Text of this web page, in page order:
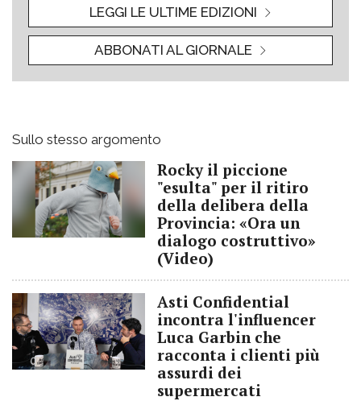
LEGGI LE ULTIME EDIZIONI
ABBONATI AL GIORNALE
Sullo stesso argomento
Rocky il piccione
"esulta" per il ritiro
della delibera della
Provincia: «Ora un
dialogo costruttivo»
(Video)
Asti Confidential
incontra l'influencer
Luca Garbin che
racconta i clienti più
assurdi dei
supermercati